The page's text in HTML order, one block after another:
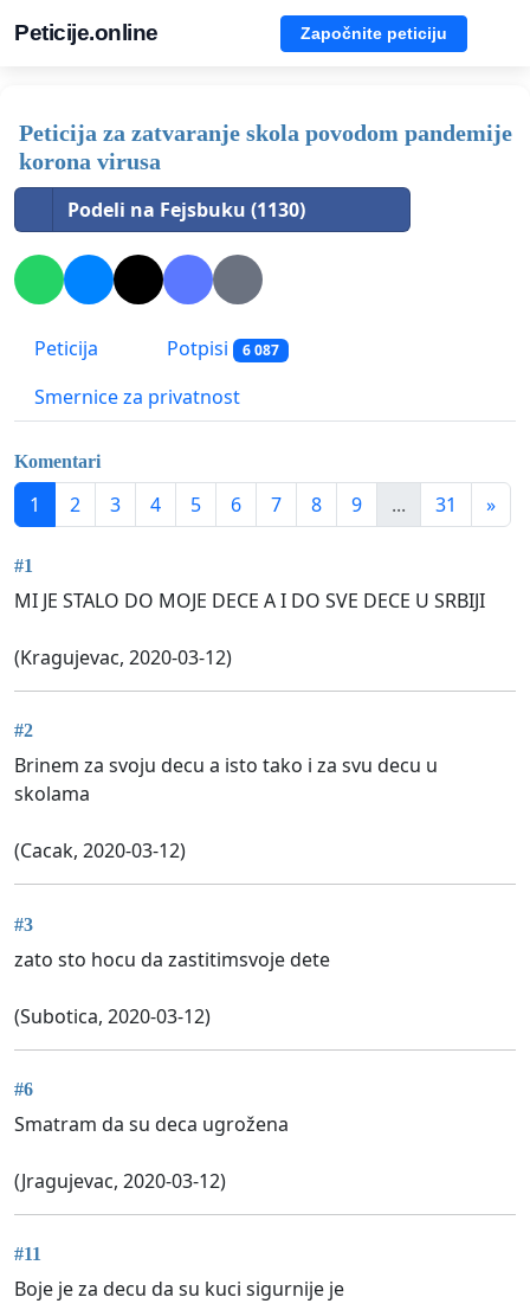
Peticije.online Započnite peticiju
Peticija za zatvaranje skola povodom pandemije
korona virusa
Podeli na Fejsbuku (1130)
Peticija Potpisi 6 087
Smernice za privatnost
Komentari
1 2 3 4 5 6 7 8 9 ... 31 »
#1
MI JE STALO DO MOJE DECE A I DO SVE DECE U SRBIJI
(Kragujevac, 2020-03-12)
#2
Brinem za svoju decu a isto tako i za svu decu u
skolama
(Cacak, 2020-03-12)
#3
zato sto hocu da zastitimsvoje dete
(Subotica, 2020-03-12)
#6
Smatram da su deca ugrožena
(Jragujevac, 2020-03-12)
#11
Boje je za decu da su kuci sigurnije je